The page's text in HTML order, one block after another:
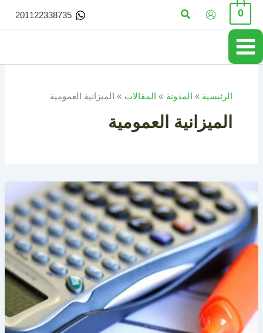
تخطي
المحتوى
0 البحث 201122338735
الرئيسية المدونة المقالات الميزانية العمومية
الميزانية العمومية